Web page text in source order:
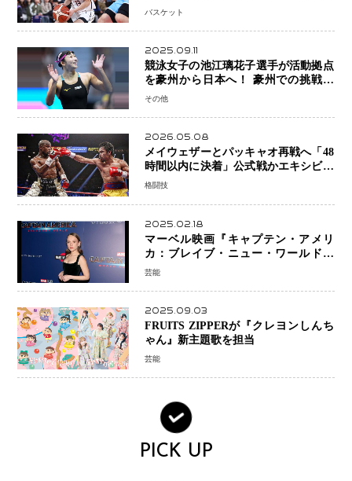
プロの現場へ―。
バスケット
2025.09.11
競泳女子の池江璃花子選手が活動拠点
を豪州から日本へ！ 豪州での挑戦を
糧に、28年ロサンゼルス五輪へ再始動
その他
2026.05.08
メイウェザーとパッキャオ再戦へ「48
時間以内に決着」公式戦かエキシビシ
ョンか混迷続く
格闘技
2025.02.18
マーベル映画『キャプテン・アメリ
カ：ブレイブ・ニュー・ワールド』
新ブラック・ウィドウ役のシラ・ハー
芸能
2025.09.03
FRUITS ZIPPERが『クレヨンしんち
ゃん』新主題歌を担当
芸能
PICK UP